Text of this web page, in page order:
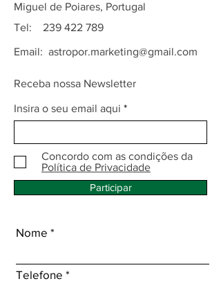
Miguel de Poiares, Portugal
Tel: 239 422 789
Email: astropor.marketing@gmail.com
Receba nossa Newsletter
Insira o seu email aqui
Concordo com as condições da
Política de Privacidade
Participar
Nome
Telefone